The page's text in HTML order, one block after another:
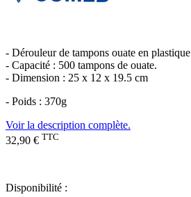
- Dérouleur de tampons ouate en plastique
- Capacité : 500 tampons de ouate.
- Dimension : 25 x 12 x 19.5 cm
- Poids : 370g
Voir la description complète.
32,90 € TTC
Disponibilité :